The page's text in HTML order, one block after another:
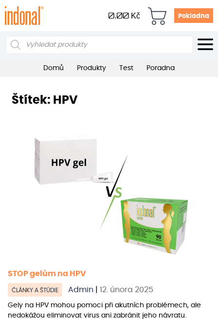
0.00 Kč Pokladna
Products
Domů Produkty Test Poradna
Štítek: HPV
STOP gelům na HPV
ČLÁNKY A ŠTÚDIE Admin 12. února 2025
Gely na HPV mohou pomoci při akutních problémech, ale
nedokážou eliminovat virus ani zabránit jeho návratu.